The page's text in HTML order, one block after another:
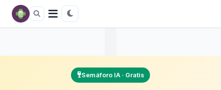
Semáforo IA · Gratis